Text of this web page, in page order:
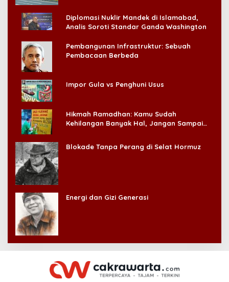
Diplomasi Nuklir Mandek di Islamabad,
Analis Soroti Standar Ganda Washington
Pembangunan Infrastruktur: Sebuah
Pembacaan Berbeda
Impor Gula vs Penghuni Usus
Hikmah Ramadhan: Kamu Sudah
Kehilangan Banyak Hal, Jangan Sampai
Blokade Tanpa Perang di Selat Hormuz
Energi dan Gizi Generasi